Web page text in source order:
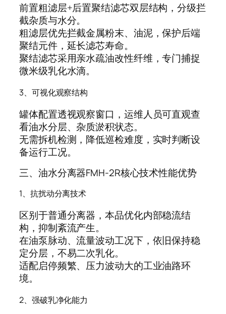
前置粗滤层+后置聚结滤芯双层结构，分级拦
截杂质与水分。
粗滤层优先拦截金属粉末、油泥，保护后端
聚结元件，延长滤芯寿命。
聚结滤芯采用亲水疏油改性纤维，专门捕捉
微米级乳化水滴。
3、可视化观察结构
罐体配置透视观察窗口，运维人员可直观查
看油水分层、杂质淤积状态。
无需拆机检测，降低巡检难度，实时判断设
备运行工况。
三、油水分离器FMH-2R核心技术性能优势
1、抗扰动分离技术
区别于普通分离器，本品优化内部稳流结
构，抑制紊流产生。
在油泵脉动、流量波动工况下，依旧保持稳
定分层，不易二次乳化。
适配启停频繁、压力波动大的工业油路环
境。
2、强破乳净化能力